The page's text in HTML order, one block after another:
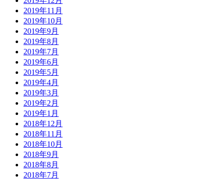
2019年11月
2019年10月
2019年9月
2019年8月
2019年7月
2019年6月
2019年5月
2019年4月
2019年3月
2019年2月
2019年1月
2018年12月
2018年11月
2018年10月
2018年9月
2018年8月
2018年7月